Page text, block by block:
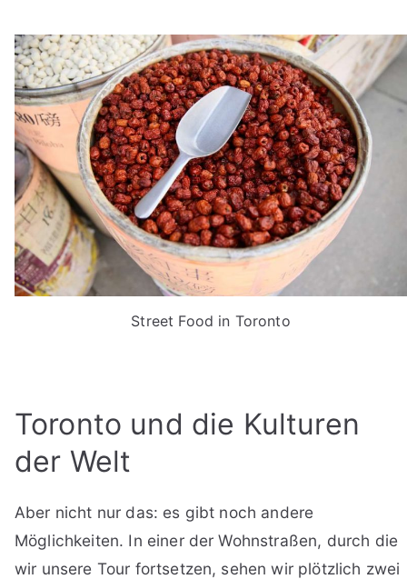
Street Food in Toronto
Toronto und die Kulturen
der Welt
Aber nicht nur das: es gibt noch andere
Möglichkeiten. In einer der Wohnstraßen, durch die
wir unsere Tour fortsetzen, sehen wir plötzlich zwei